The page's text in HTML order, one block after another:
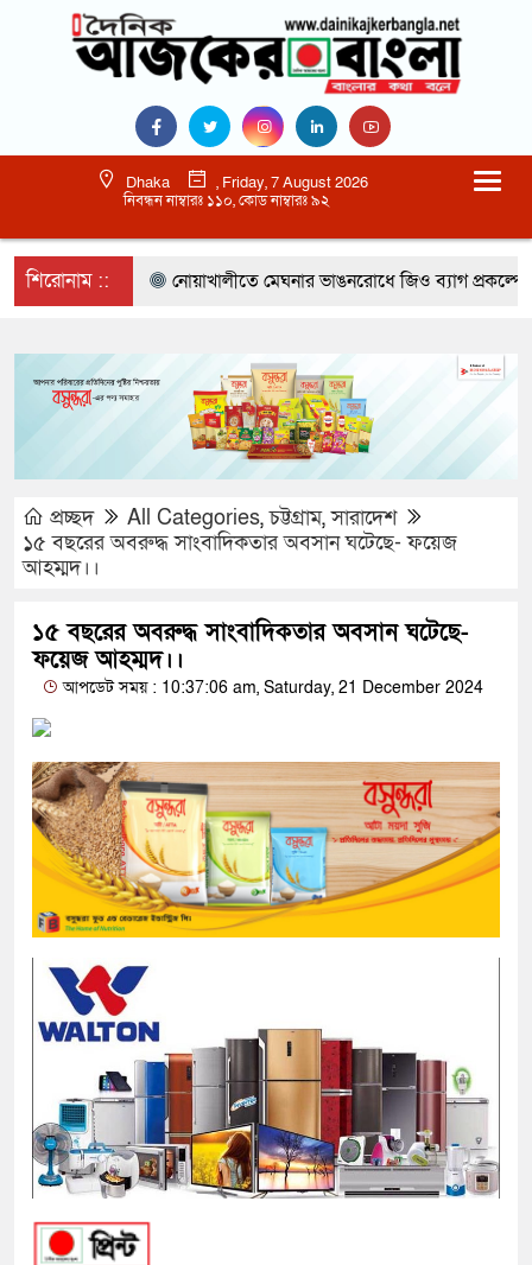
Dhaka
, Friday, 7 August 2026
নিবন্ধন নাম্বারঃ ১১০, কোড নাম্বারঃ ৯২
শিরোনাম :: নোয়াখালীতে মেঘনার ভাঙনরোধে জিও ব্যাগ প্রকল্পে
প্রচ্ছদ All Categories,চট্টগ্রাম,সারাদেশ
১৫ বছরের অবরুদ্ধ সাংবাদিকতার অবসান ঘটেছে- ফয়েজ
আহম্মদ।।
১৫ বছরের অবরুদ্ধ সাংবাদিকতার অবসান ঘটেছে-
ফয়েজ আহম্মদ।।
আপডেট সময় : 10:37:06 am, Saturday, 21 December 2024